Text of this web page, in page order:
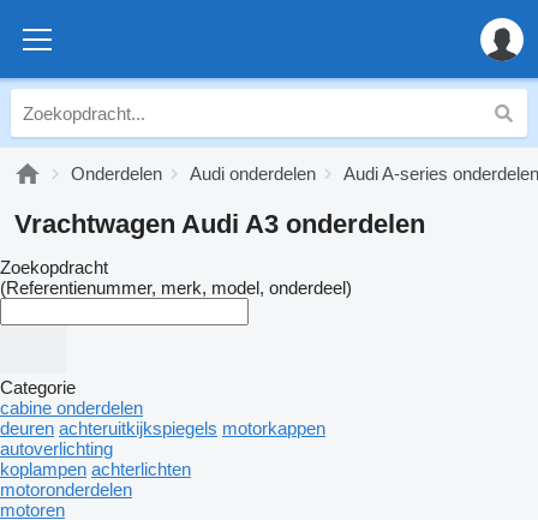
Onderdelen Audi onderdelen Audi A-series onderdelen
Vrachtwagen Audi A3 onderdelen
Zoekopdracht
(Referentienummer, merk, model, onderdeel)
Categorie
cabine onderdelen
deuren achteruitkijkspiegels motorkappen
autoverlichting
koplampen achterlichten
motoronderdelen
motoren